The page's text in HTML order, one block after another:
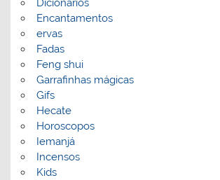
Dicionarios
Encantamentos
ervas
Fadas
Feng shui
Garrafinhas mágicas
Gifs
Hecate
Horoscopos
Iemanjá
Incensos
Kids